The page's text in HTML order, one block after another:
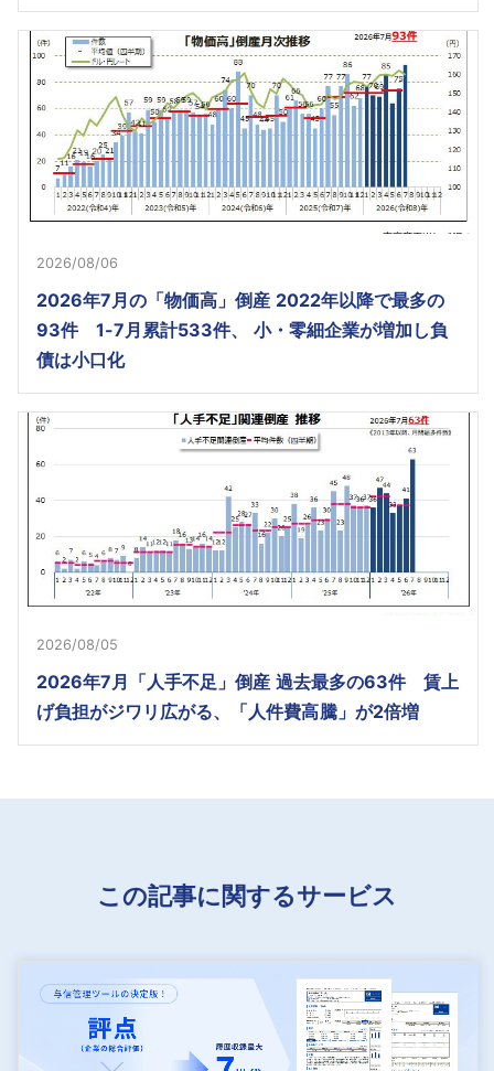
2026/08/06
2026年7月の「物価高」倒産 2022年以降で最多の
93件 1-7月累計533件、 小・零細企業が増加し負
債は小口化
2026/08/05
2026年7月「人手不足」倒産 過去最多の63件 賃上
げ負担がジワリ広がる、「人件費高騰」が2倍増
この記事に関するサービス